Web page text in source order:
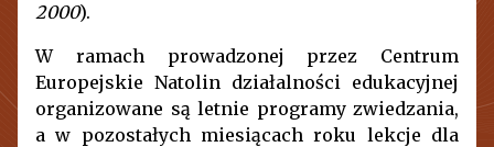
2000).
W ramach prowadzonej przez Centrum
Europejskie Natolin działalności edukacyjnej
organizowane są letnie programy zwiedzania,
a w pozostałych miesiącach roku lekcje dla